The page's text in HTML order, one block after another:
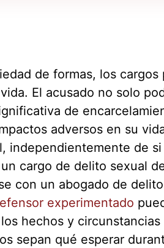
de formas, los
El acusado no solo
de
adversos en su
independientemente de
cargo de delito sexual
con un abogado de
experimentado
hechos y
sepan qué esperar